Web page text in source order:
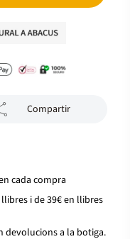
Compartir
cada compra
i de 39€ en llibres
devolucions a la botiga.